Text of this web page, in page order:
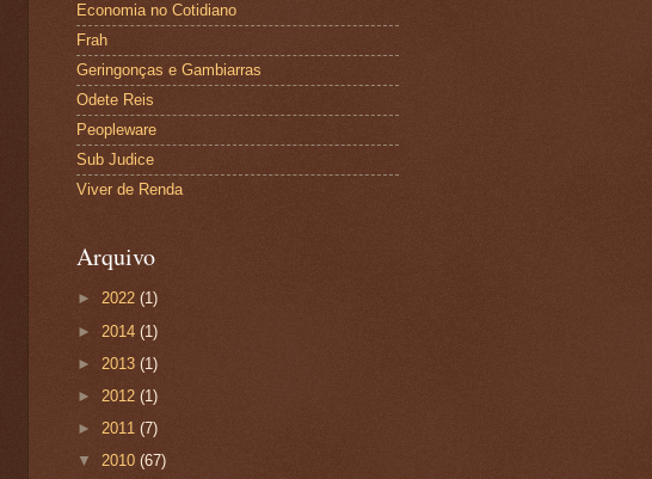
Economia no Cotidiano
Frah
Geringonças e Gambiarras
Odete Reis
Peopleware
Sub Judice
Viver de Renda
Arquivo
► 2022 (1)
► 2014 (1)
► 2013 (1)
► 2012 (1)
► 2011 (7)
▼ 2010 (67)